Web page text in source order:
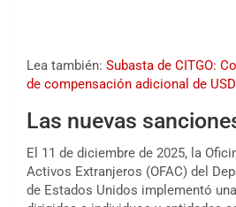
Lea también: Subasta de CITGO:
de compensación adicional de
Las nuevas
El 11 de diciembre de 2025, la
Activos Extranjeros (OFAC) del
de Estados Unidos implementó